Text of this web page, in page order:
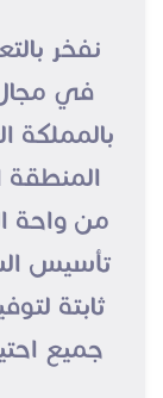
نفخر
في مجال
بالمملكة
المنطقة
من واحة
تأسيس
ثابتة
جميع